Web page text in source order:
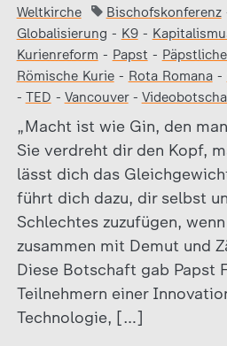
Weltkirche
Bischofskonferenz
Globalisierung - K9-
Kurienreform - Papst -
Römische Kurie- Rota Romana-
- TED - Vancouver-
„Macht ist wie Gin, den
Sie verdreht dir den Kopf,
lässt dich das
führt dich dazu, dir selbst
Schlechtes zuzufügen,
zusammen mit Demut und
Diese Botschaft gab Papst
Teilnehmern einer
Technologie, […]